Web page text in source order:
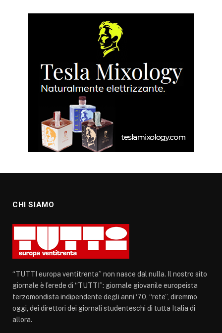
CHI SIAMO
“TUTTI europa ventitrenta” non nasce dal nulla. Il nostro sito
giornale è l’erede di “TUTTI”: giornale giovanile europeista
terzomondista indipendente degli anni ‘70, “rete”, diremmo
oggi, dei direttori dei giornali studenteschi di tutta Italia di
allora.